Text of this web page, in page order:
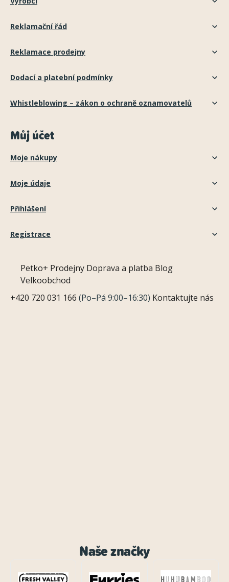
Reklamační řád
Reklamace prodejny
Dodací a platební podmínky
Whistleblowing – zákon o ochraně oznamovatelů
Můj účet
Moje nákupy
Moje údaje
Přihlášení
Registrace
Petko+ Prodejny Doprava a platba Blog
Velkoobchod
+420 720 031 166 (Po–Pá 9:00–16:30) Kontaktujte nás
Naše značky